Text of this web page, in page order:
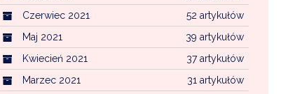
52 artykułów
Czerwiec 2021
39 artykułów
Maj 2021
37 artykułów
Kwiecień 2021
31 artykułów
Marzec 2021